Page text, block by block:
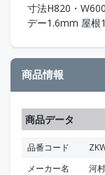
寸法H820・
デー1.6mm 屋根
商品情報
商品データ
品番コード
メーカー名
河